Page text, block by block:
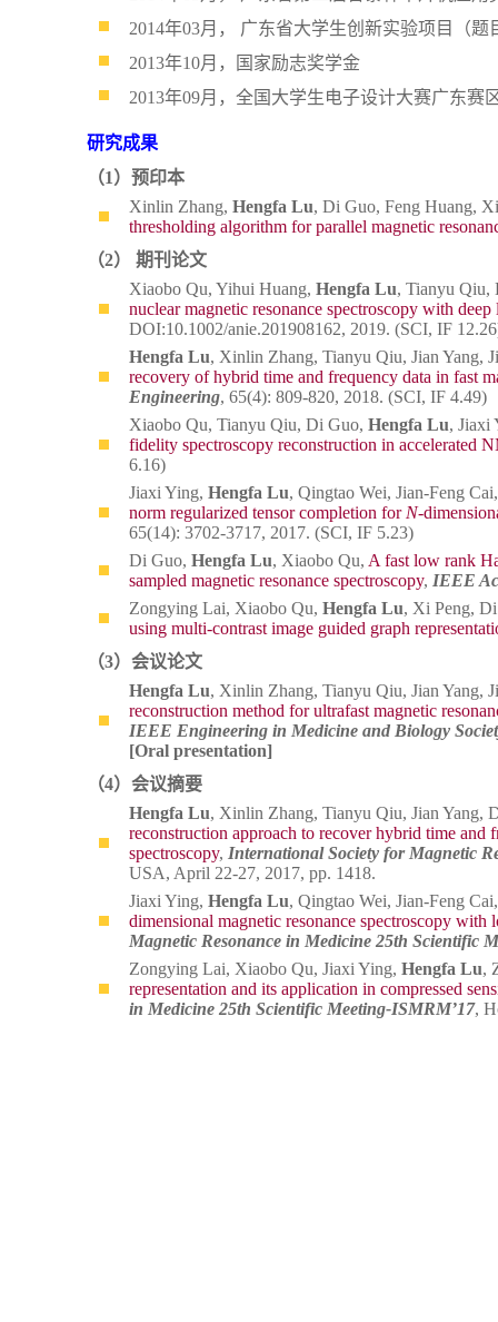
2014年03月， 广东省大学生创新实验项目（
2013年10月，国家励志奖学金
2013年09月，全国大学生电子设计大赛广东赛
研究成果
（1）预印本
Xinlin Zhang, Hengfa Lu, Di Guo, Feng Huang,
thresholding algorithm for parallel magnetic
（2） 期刊论文
Xiaobo Qu, Yihui Huang, Hengfa Lu, Tianyu Qiu,
nuclear magnetic resonance spectroscopy with deep
DOI:10.1002/anie.201908162, 2019. (SCI, IF
Hengfa Lu, Xinlin Zhang, Tianyu Qiu, Jian Yang,
recovery of hybrid time and frequency data in fast
Engineering, 65(4): 809-820, 2018. (SCI, IF 4.49)
Xiaobo Qu, Tianyu Qiu, Di Guo, Hengfa Lu, Jiaxi
fidelity spectroscopy reconstruction in accelerated
6.16)
Jiaxi Ying, Hengfa Lu, Qingtao Wei, Jian-Feng
norm regularized tensor completion for N-
65(14): 3702-3717, 2017. (SCI, IF 5.23)
Di Guo, Hengfa Lu, Xiaobo Qu, A fast low rank
sampled magnetic resonance spectroscopy, IEEE
Zongying Lai, Xiaobo Qu, Hengfa Lu, Xi Peng,
using multi-contrast image guided graph
（3）会议论文
Hengfa Lu, Xinlin Zhang, Tianyu Qiu, Jian Yang,
reconstruction method for ultrafast magnetic
IEEE Engineering in Medicine and Biology
[Oral presentation]
（4）会议摘要
Hengfa Lu, Xinlin Zhang, Tianyu Qiu, Jian Yang,
reconstruction approach to recover hybrid time and
spectroscopy, International Society for Magnetic
USA, April 22-27, 2017, pp. 1418.
Jiaxi Ying, Hengfa Lu, Qingtao Wei, Jian-Feng
dimensional magnetic resonance spectroscopy with
Magnetic Resonance in Medicine 25th Scientific
Zongying Lai, Xiaobo Qu, Jiaxi Ying, Hengfa Lu,
representation and its application in compressed
in Medicine 25th Scientific Meeting-ISMRM’17,